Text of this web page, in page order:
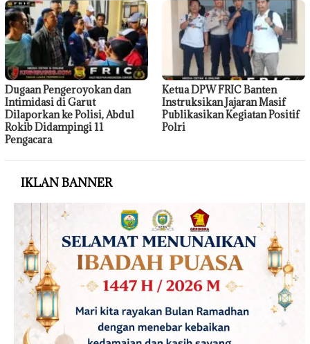
Dugaan Pengeroyokan dan
Intimidasi di Garut
Dilaporkan ke Polisi, Abdul
Rokib Didampingi 11
Pengacara
Ketua DPW FRIC Banten
Instruksikan Jajaran Masif
Publikasikan Kegiatan Positif
Polri
IKLAN BANNER